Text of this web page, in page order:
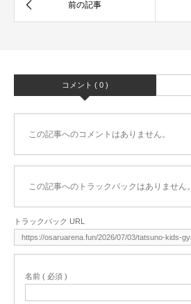
コメント ( 0 )
この記事へのコメントはありません。
この記事へのトラックバックはありません。
トラックバック URL
名前 ( 必須 )